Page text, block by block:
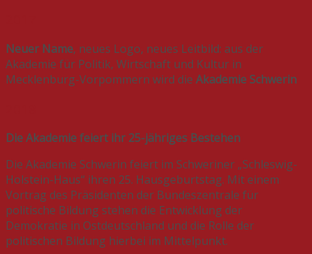
Neuer Name, neues Logo, neues Leitbild: aus der
Akademie für Politik, Wirtschaft und Kultur in
Mecklenburg-Vorpommern wird die Akademie Schwerin
Die Akademie feiert ihr 25-jähriges Bestehen
Die Akademie Schwerin feiert im Schweriner „Schleswig-
Holstein-Haus“ ihren 25. Hausgeburtstag. Mit einem
Vortrag des Präsidenten der Bundeszentrale für
politische Bildung stehen die Entwicklung der
Demokratie in Ostdeutschland und die Rolle der
politischen Bildung hierbei im Mittelpunkt.